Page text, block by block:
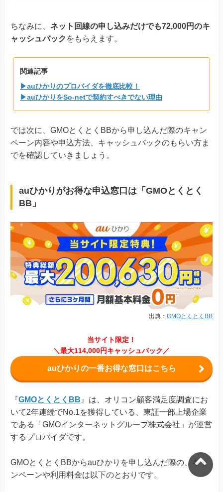
ちなみに、 ネット回線の申し込みだけでも72,000円のキ
ャッシュバック をもらえます。
関連記事
▶auひかりのプロバイダを徹底比較！
▶auひかりをSo-netで契約すべきでない理由
では次に、GMOとくとくBBから申し込んだ際のキャン
ペーン内容や申込方法、キャッシュバックのもらい方ま
でを確認していきましょう。
auひかりがお得な申込窓口は「GMOとくとく
BB」
出典： GMOとくとくBB
当サイト限定！
＼最大114,000円キャッシュバック／
auひかりの一番お得な窓口はこちら
『GMOとくとくBB 』は、オリコン顧客満足度調査にお
いて2年連続でNo.1を獲得している、東証一部上場企業
である「GMOインターネットグループ株式会社」が運営
するプロバイダです。
GMOとくとくBBからauひかりを申し込んだ際の、キャ
ンペーンや利用料金は以下のとおりです。